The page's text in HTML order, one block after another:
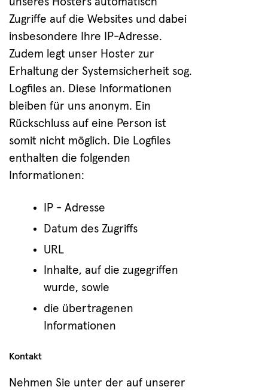
Zugriffe auf die Websites und dabei
insbesondere Ihre IP-Adresse.
Zudem legt unser Hoster zur
Erhaltung der Systemsicherheit sog.
Logfiles an. Diese Informationen
bleiben für uns anonym. Ein
Rückschluss auf eine Person ist
somit nicht möglich. Die Logfiles
enthalten die folgenden
Informationen:
IP - Adresse
Datum des Zugriffs
URL
Inhalte, auf die zugegriffen
wurde, sowie
die übertragenen
Informationen
Kontakt
Nehmen Sie unter der auf unserer